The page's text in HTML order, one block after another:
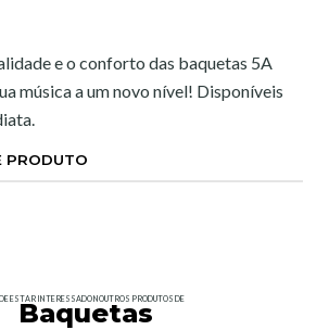
e o conforto das baquetas 5A
música a um novo nível! Disponíveis
PRODUTO
ESTAR INTERESSADO NOUTROS PRODUTOS DE
Baquetas